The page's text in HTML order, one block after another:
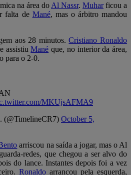
na área do Al Nassr. Muharficou a
falta de Mané, mas o árbitro mandou
aos 28 minutos.Cristiano Ronaldo
assistiuMané que, no interior da área,
para o 2-0.
MKUjsAFMA9
October 5,
arriscou na saída a jogar, mas o Al
redes, que chegou a ser alvo do
do lance. Instantes depois foi a vez
Ronaldo arrancou pela esquerda,